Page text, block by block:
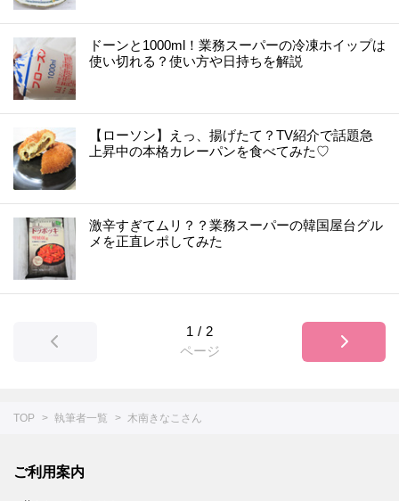
ドーンと1000ml！業務スーパーの冷凍ホイップは
使い切れる？使い方や日持ちを解説
【ローソン】えっ、揚げたて？TV紹介で話題急
上昇中の本格カレーパンを食べてみた♡
激辛すぎてムリ？？業務スーパーの韓国屋台グル
メを正直レポしてみた
1 / 2
ページ
TOP 執筆者一覧 木南きなこさん
ご利用案内